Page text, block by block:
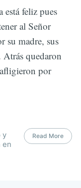
feliz pues
al Señor
su madre, sus
Atrás quedaron
por
y
en
Read More